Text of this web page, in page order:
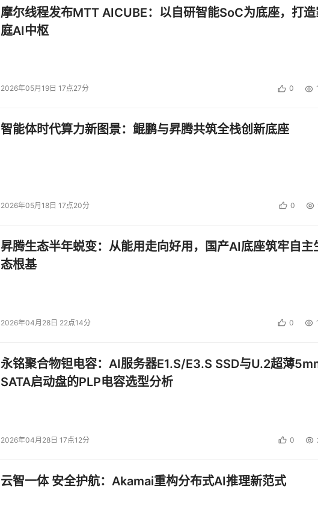
摩尔线程发布MTT AICUBE：以自研智能SoC为底座，打
庭AI中枢
2026年05月19日 17点27分 0
智能体时代算力新图景：鲲鹏与昇腾共筑全栈创新底座
2026年05月18日 17点20分 0
昇腾生态半年蜕变：从能用走向好用，国产AI底座筑牢自主
态根基
2026年04月28日 22点14分 0
永铭聚合物钽电容：AI服务器E1.S/E3.S SSD与U.2超薄
SATA启动盘的PLP电容选型分析
2026年04月28日 17点12分 0
云智一体 安全护航：Akamai重构分布式AI推理新范式